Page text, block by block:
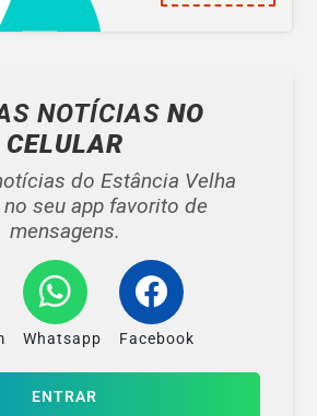
NOTÍCIASNO
CELULAR
do Estância Velha
seu app favorito de
mensagens.
Whatsapp Facebook
ENTRAR